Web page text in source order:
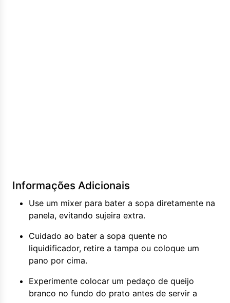
Informações Adicionais
Use um mixer para bater a sopa diretamente na
panela, evitando sujeira extra.
Cuidado ao bater a sopa quente no
liquidificador, retire a tampa ou coloque um
pano por cima.
Experimente colocar um pedaço de queijo
branco no fundo do prato antes de servir a